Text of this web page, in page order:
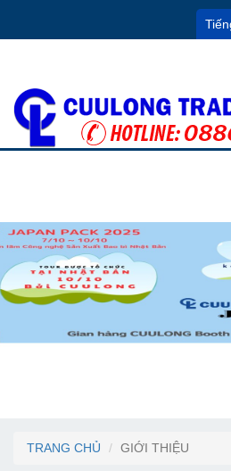
TRANG CHỦ GIỚI THIỆU